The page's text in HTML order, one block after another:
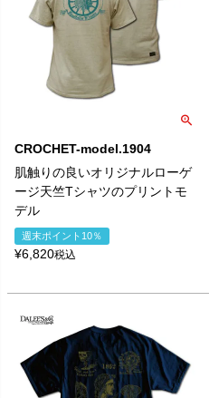
CROCHET-model.1904
肌触りの良いオリジナルローゲ
ージ天竺Tシャツのプリントモ
デル
週末ポイント10％
¥6,820税込